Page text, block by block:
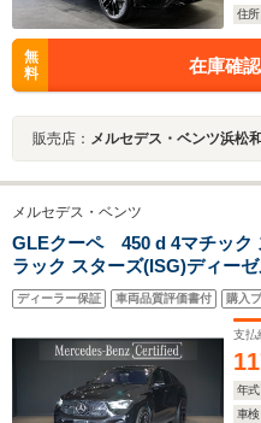
住所
無
料
在庫確
販売店： メルセデス・ベンツ浜松和
メルセデス・ベンツ
GLEクーペ 450 d 4マチック
ラック スターズ(ISG)ディー
特別仕様車 ナイトパッケー
ハイグロスブラックフローイ
ウッドインテリア エナジャ
ラミックスライディングルー
ディーラー保証 車両品質評価書付 購入
支払
年式
車検